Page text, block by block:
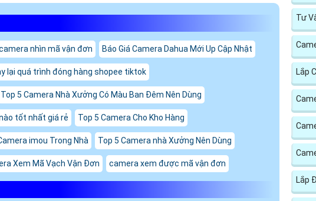
nhìn mã vận đơn Báo Giá Camera Dahua Mới Up Cập Nhật
lại quá trình đóng hàng shopee tiktok
Top 5 Camera Nhà Xưởng Có Màu Ban Đêm Nên Dùng
tốt nhất giá rẻ Top 5 Camera Cho Kho Hàng
imou Trong Nhà Top 5 Camera nhà Xưởng Nên Dùng
Xem Mã Vạch Vận Đơn camera xem được mã vận đơn
Tư
Lắp
Lắp